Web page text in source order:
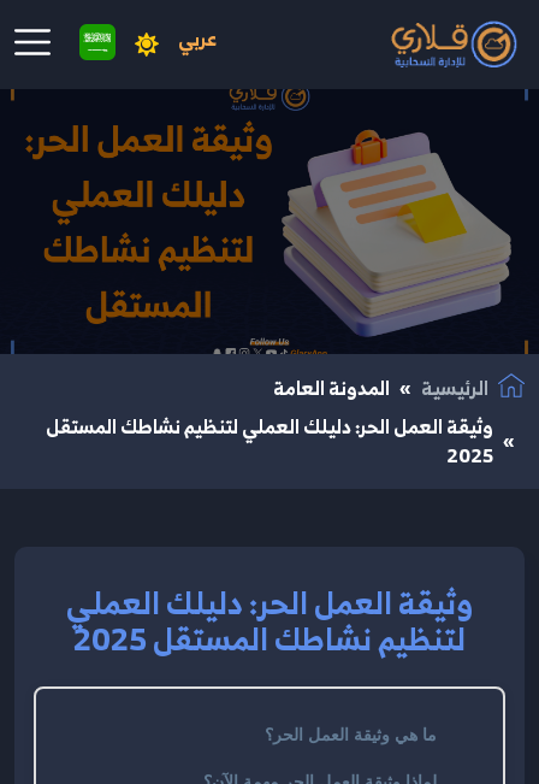
عربي
انتقال إلى المحتوى الرئيسي
الرئيسية
المدونة العامة
وثيقة العمل الحر: دليلك العملي لتنظيم نشاطك المستقل
2025
وثيقة العمل الحر: دليلك العملي
لتنظيم نشاطك المستقل 2025
ما هي وثيقة العمل الحر؟